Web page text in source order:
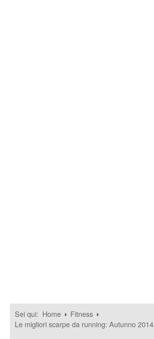
Sei qui: Home
Fitness
Le migliori scarpe da running: Autunno 2014